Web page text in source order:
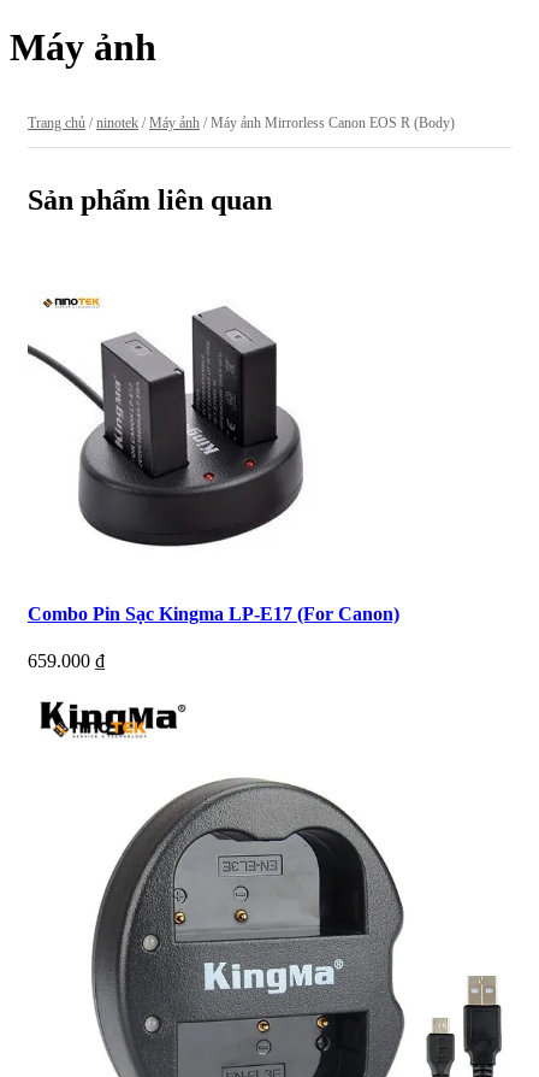
Máy ảnh
Trang chủ /ninotek /Máy ảnh / Máy ảnh Mirrorless Canon EOS R (Body)
Sản phẩm liên quan
Combo Pin Sạc Kingma LP-E17 (For Canon)
659.000 ₫